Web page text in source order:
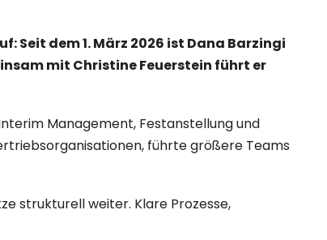
Seit dem 1. März 2026 ist Dana Barzingi
mit Christine Feuerstein führt er
Management, Festanstellung und
führte größere Teams
strukturell weiter. Klare Prozesse,